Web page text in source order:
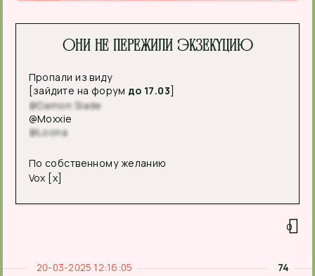
Они не пережили экзекуцию
Пропали из виду
[зайдите на форум до 17.03]
@Damon Slade
@Moxxie
@Loona
По собственному желанию
Vox [x]
0
74
20-03-2025 12:16:05